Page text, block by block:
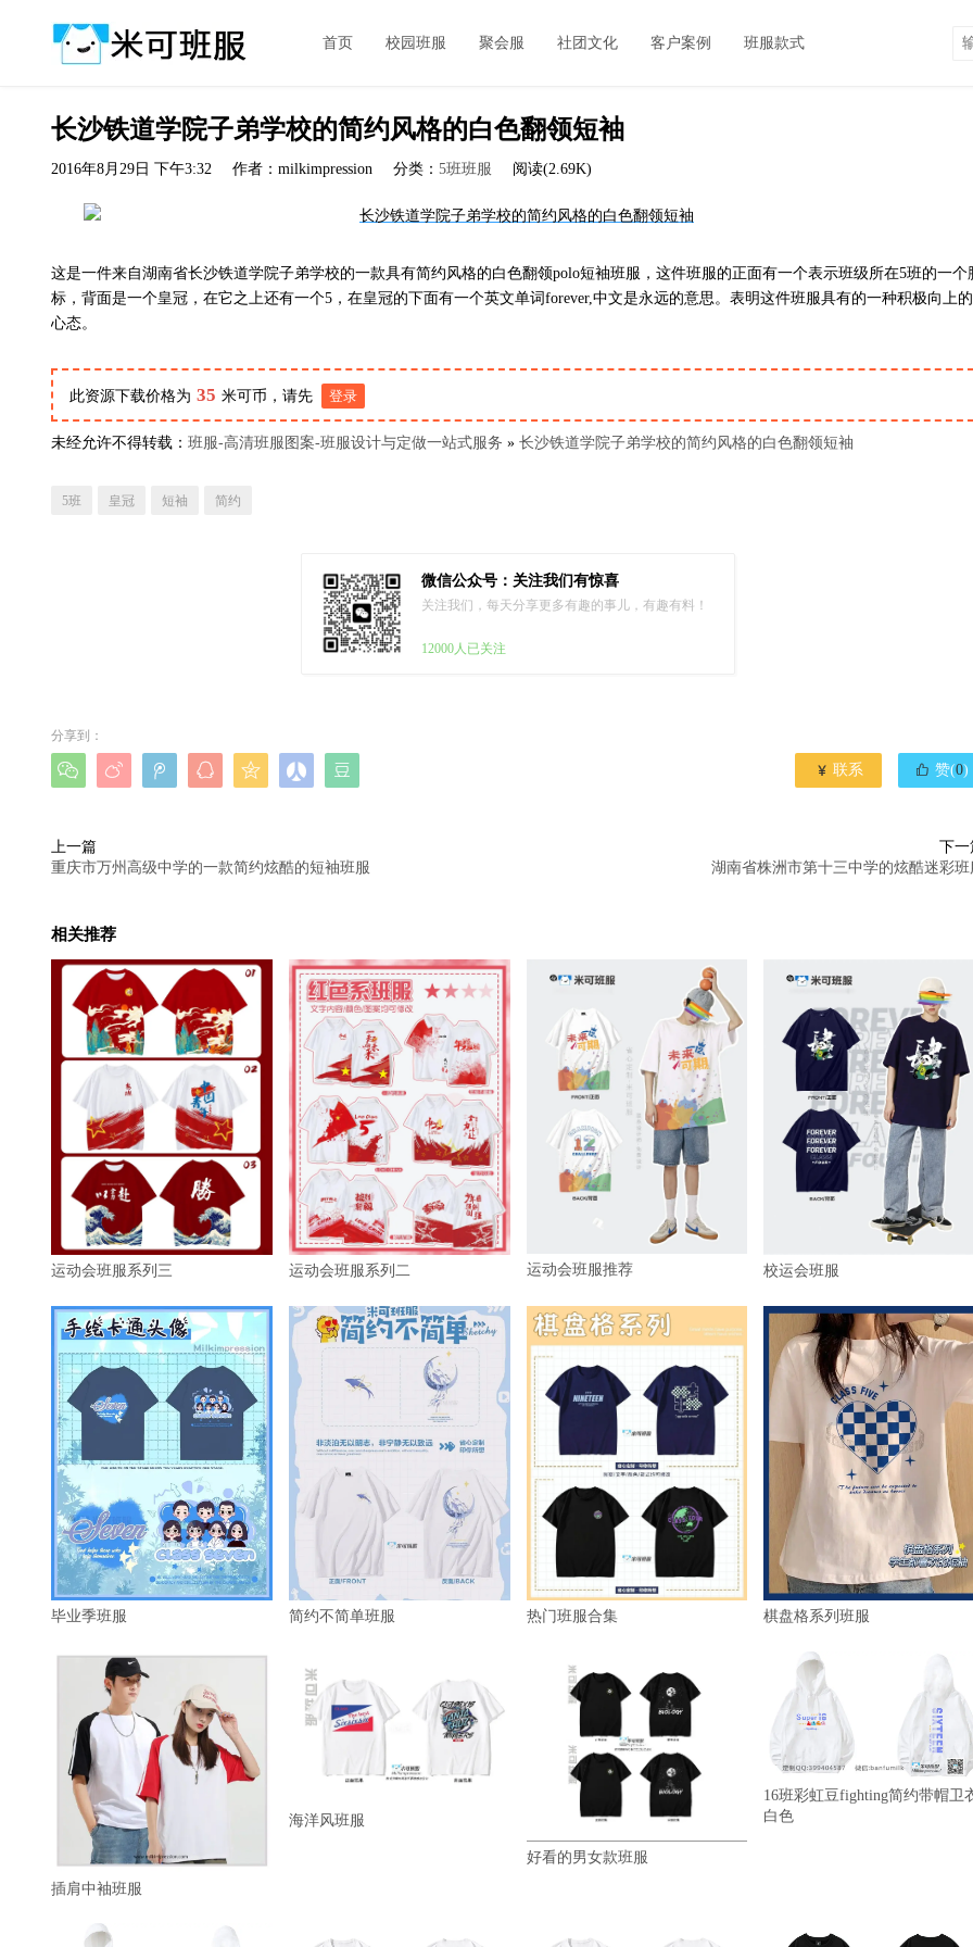
首页 校园班服 聚会服 社团文化 客户案例 班服款式
长沙铁道学院子弟学校的简约风格的白色翻领短袖
2016年8月29日 下午3:32 作者：milkimpression 分类： 5班班服 阅读(2.69K)
这是一件来自湖南省长沙铁道学院子弟学校的一款具有简约风格的白色翻领polo短袖班服，这件班服的正面有一个表示班级所在5班的一个
标，背面是一个皇冠，在它之上还有一个5，在皇冠的下面有一个英文单词forever,中文是永远的意思。表明这件班服具有的一种积极向上的
心态。
此资源下载价格为 35 米可币，请先 登录
未经允许不得转载： 班服-高清班服图案-班服设计与定做一站式服务 » 长沙铁道学院子弟学校的简约风格的白色翻领短袖
5班 皇冠 短袖 简约
微信公众号：关注我们有惊喜
关注我们，每天分享更多有趣的事儿，有趣有料！
12000人已关注
分享到：
        赞(0)
 联系
上一篇
重庆市万州高级中学的一款简约炫酷的短袖班服
下一
湖南省株洲市第十三中学的炫酷迷彩班
相关推荐
运动会班服系列三 运动会班服系列二 运动会班服推荐 校运会班服
毕业季班服 简约不简单班服 热门班服合集 棋盘格系列班服
插肩中袖班服
海洋风班服
好看的男女款班服
16班彩虹豆fighting简约带帽卫
白色